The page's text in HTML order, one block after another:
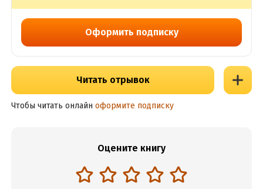
Оформить подписку
Читать отрывок
Чтобы читать онлайн оформите подписку
Оцените книгу